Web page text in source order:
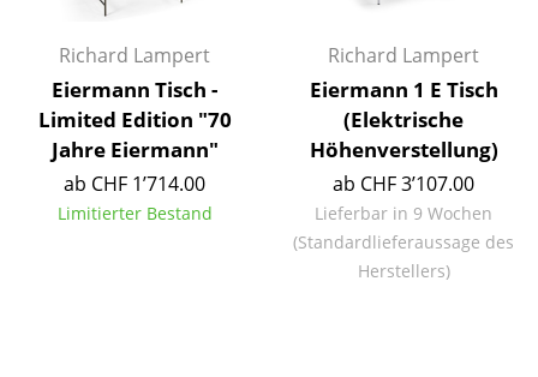
Regale & Schränke
Bücherregale
Wandregale
Sideboards & Kommoden
TV Möbel
Richard Lampert
Eiermann Tisch -
Limited Edition "70
Jahre Eiermann"
ab CHF 1’714.00
Limitierter Bestand
Richard Lampert
Eiermann 1 E Tisch
(Elektrische
Höhenverstellung)
ab CHF 3’107.00
Lieferbar in 9 Wochen
(Standardlieferaussage des
Herstellers)